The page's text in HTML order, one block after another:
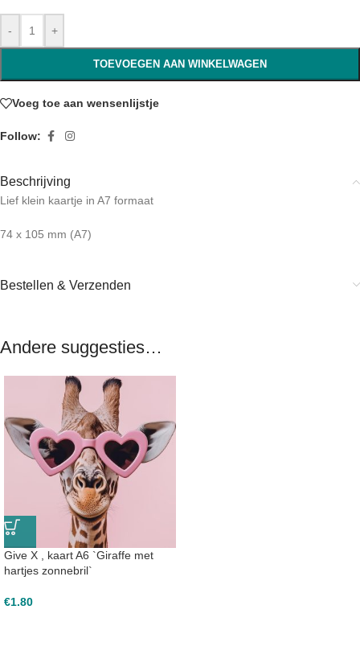
- +
TOEVOEGEN AAN WINKELWAGEN
Voeg toe aan wensenlijstje
Follow:
Beschrijving
Lief klein kaartje in A7 formaat
74 x 105 mm (A7)
Bestellen & Verzenden
Andere suggesties…
Give X , kaart A6 `Giraffe met
hartjes zonnebril`
€1.80